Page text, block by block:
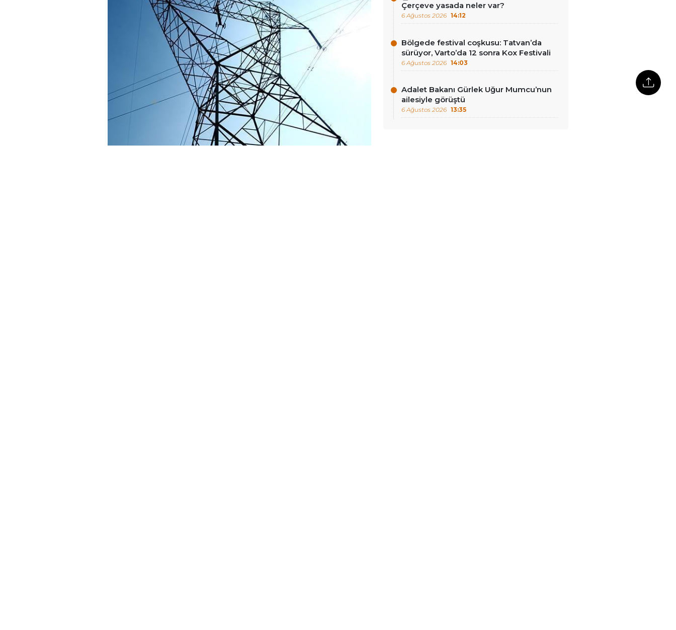
Çerçeve yasada neler var?
6 Ağustos 2026 14:12
Bölgede festival coşkusu: Tatvan’da
sürüyor, Varto’da 12 sonra Kox Festivali
6 Ağustos 2026 14:03
Adalet Bakanı Gürlek Uğur Mumcu’nun
ailesiyle görüştü
6 Ağustos 2026 13:35